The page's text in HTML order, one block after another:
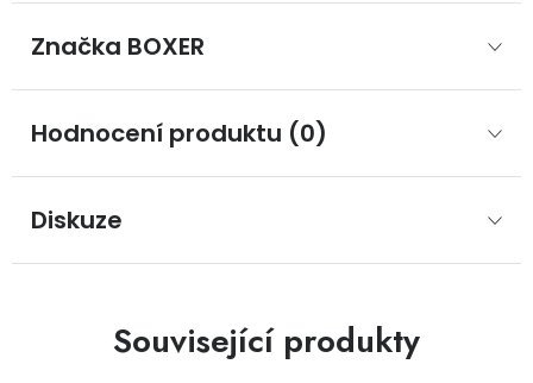
Značka BOXER
Hodnocení produktu (0)
Diskuze
Související produkty